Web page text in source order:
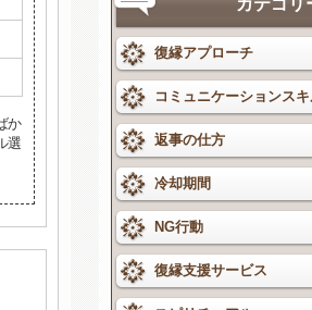
か
選
カテゴリ
復縁アプローチ
コミュニケーションス
返事の仕方
冷却期間
NG行動
復縁支援サービス